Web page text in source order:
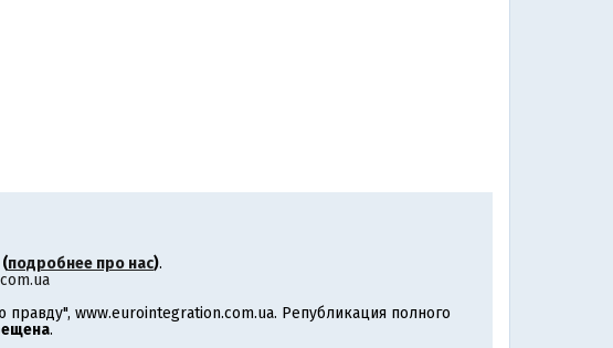
(подробнее про нас).
www.eurointegration.com.ua. Републикация полного
.